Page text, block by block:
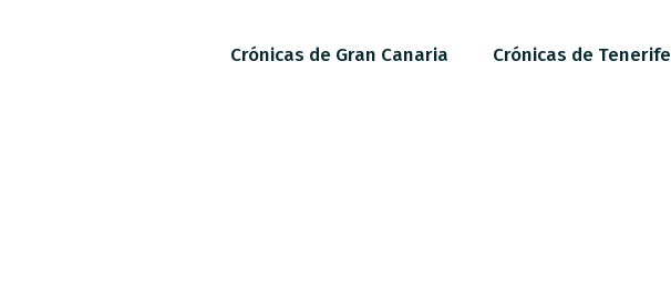
Crónicas de Gran Canaria Crónicas de Tenerife